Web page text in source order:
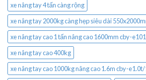
xe nâng tay 4 tấn càng rộng
xe nâng tay 2000kg càng hẹp siêu dài
xe nâng tay cao 1 tấn nâng cao 1600mm cby-
xe nâng tay cao 400kg
xe nâng tay cao 1000kg nâng cao 1.6m cby-